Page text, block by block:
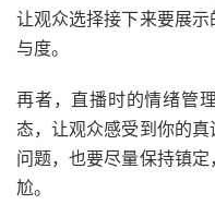
让观众选择接下来要展
与度。
再者，直播时的情绪管
态，让观众感受到你的
问题，也要尽量保持镇
尬。